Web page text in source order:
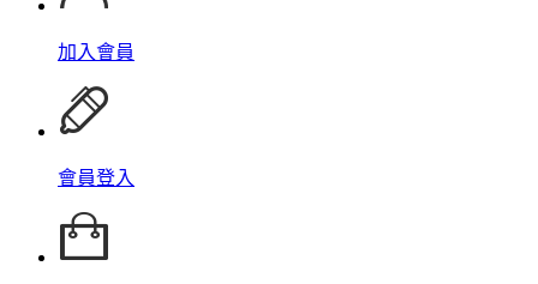
加入會員
會員登入